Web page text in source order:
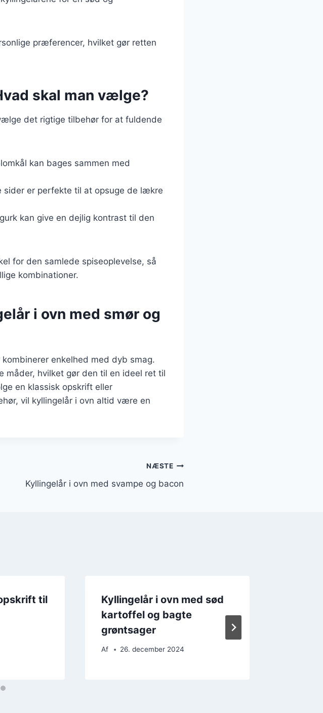
præferencer, hvilket gør retten
skal man vælge?
det rigtige tilbehør for at fuldende
kan bages sammen med
sider er perfekte til at opsuge de lækre
kan give en dejlig kontrast til den
for den samlede spiseoplevelse, så
kombinationer.
i ovn med smør og
enkelhed med dyb smag.
måder, hvilket gør den til en ideel ret til
en klassisk opskrift eller
vil kyllingelår i ovn altid være en
NÆSTE
Kyllingelår i ovn med svampe og bacon
til
Kyllingelår i ovn med sød
kartoffel og bagte
grøntsager
Af 26. december 2024